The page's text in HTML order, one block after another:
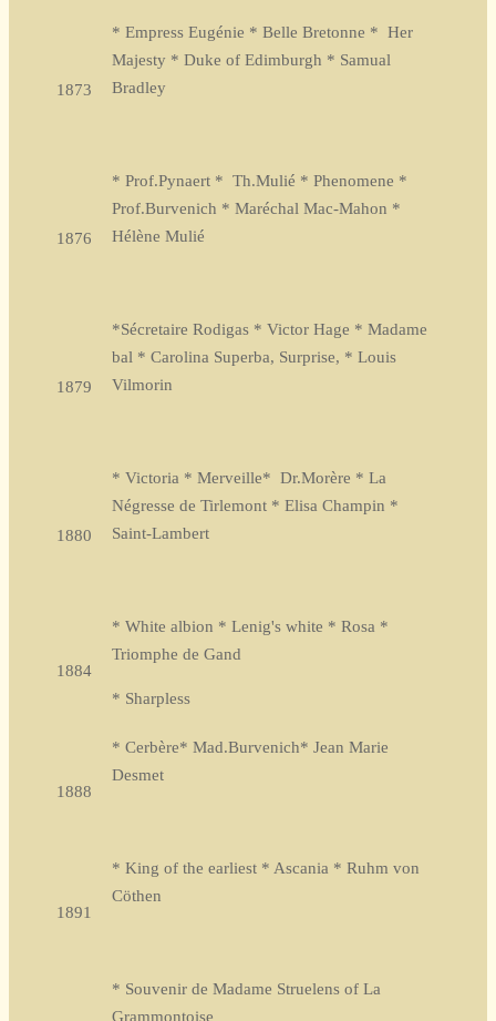
1873
* Empress Eugénie * Belle Bretonne * Her
Majesty * Duke of Edimburgh * Samual
Bradley
1876
* Prof.Pynaert * Th.Mulié * Phenomene *
Prof.Burvenich * Maréchal Mac-Mahon *
Hélène Mulié
1879
*Sécretaire Rodigas * Victor Hage * Madame
bal * Carolina Superba, Surprise, * Louis
Vilmorin
1880
* Victoria * Merveille* Dr.Morère * La
Négresse de Tirlemont * Elisa Champin *
Saint-Lambert
1884
* White albion * Lenig's white * Rosa *
Triomphe de Gand
* Sharpless
1888
* Cerbère* Mad.Burvenich* Jean Marie
Desmet
1891
* King of the earliest * Ascania * Ruhm von
Cöthen
* Souvenir de Madame Struelens of La
Grammontoise